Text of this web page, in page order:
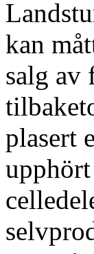
kan
salg av
plasert